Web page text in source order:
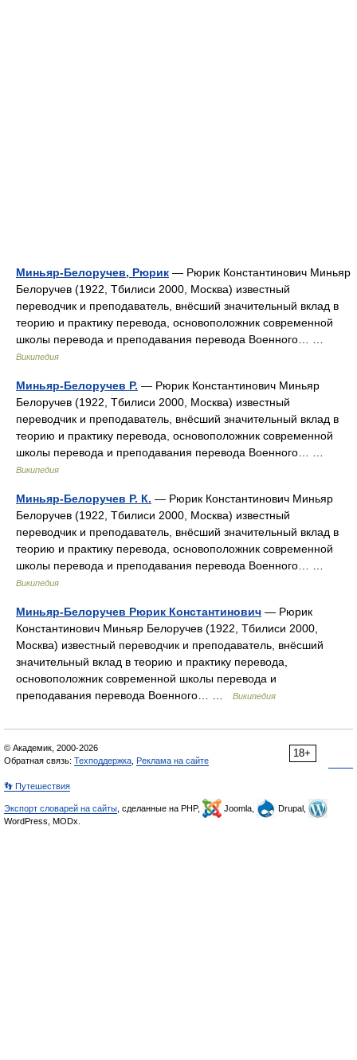
Миньяр-Белоручев, Рюрик — Рюрик Константинович Миньяр
Белоручев (1922, Тбилиси 2000, Москва) известный
переводчик и преподаватель, внёсший значительный вклад в
теорию и практику перевода, основоположник современной
школы перевода и преподавания перевода Военного… …
Википедия
Миньяр-Белоручев Р. — Рюрик Константинович Миньяр
Белоручев (1922, Тбилиси 2000, Москва) известный
переводчик и преподаватель, внёсший значительный вклад в
теорию и практику перевода, основоположник современной
школы перевода и преподавания перевода Военного… …
Википедия
Миньяр-Белоручев Р. К. — Рюрик Константинович Миньяр
Белоручев (1922, Тбилиси 2000, Москва) известный
переводчик и преподаватель, внёсший значительный вклад в
теорию и практику перевода, основоположник современной
школы перевода и преподавания перевода Военного… …
Википедия
Миньяр-Белоручев Рюрик Константинович — Рюрик
Константинович Миньяр Белоручев (1922, Тбилиси 2000,
Москва) известный переводчик и преподаватель, внёсший
значительный вклад в теорию и практику перевода,
основоположник современной школы перевода и
преподавания перевода Военного… …
Википедия
18+
© Академик, 2000-2026
Обратная связь: Техподдержка Реклама на сайте
👣 Путешествия
Экспорт словарей на сайты , сделанные на PHP, Joomla,
Drupal,
WordPress, MODx.